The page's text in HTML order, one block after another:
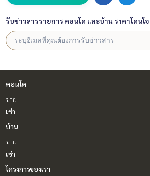
รับข่าวสารรายการ คอนโด และบ้าน ราคาโดนใจ
คอนโด
ขาย
เช่า
บ้าน
ขาย
เช่า
โครงการของเรา